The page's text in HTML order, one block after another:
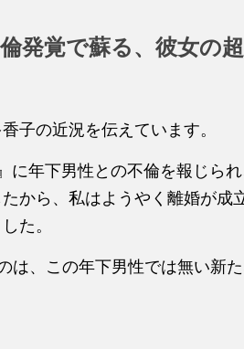
発覚で蘇る、彼女の
子の近況を伝えています。
に年下男性との不倫を報じら
から、私はようやく離婚が成
た。
は、この年下男性では無い新